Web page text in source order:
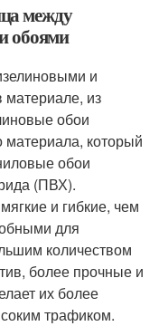
между
обоями
и
из
обои
материала, который
обои
(ПВХ).
и гибкие, чем
для
количеством
более прочные и
их более
трафиком.